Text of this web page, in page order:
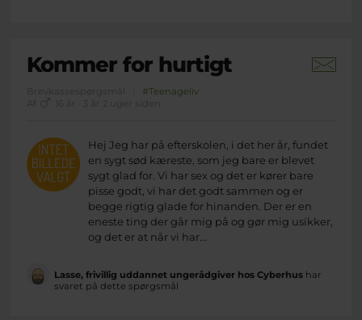
Kommer for hurtigt
Brevkassespørgsmål
#Teenageliv
Af
16 år · 3 år 2 uger siden
Hej Jeg har på efterskolen, i det her år, fundet
en sygt sød kæreste, som jeg bare er blevet
sygt glad for. Vi har sex og det er kører bare
pisse godt, vi har det godt sammen og er
begge rigtig glade for hinanden. Der er en
eneste ting der går mig på og gør mig usikker,
og det er at når vi har...
Lasse, frivillig uddannet ungerådgiver hos Cyberhushar
svaret på dette spørgsmål